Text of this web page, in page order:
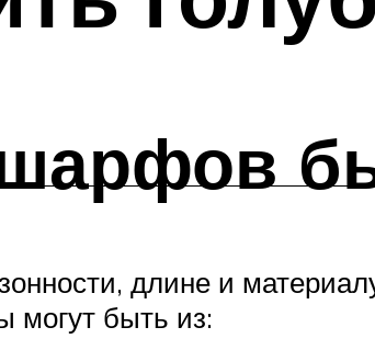
длине и
могут быть из: